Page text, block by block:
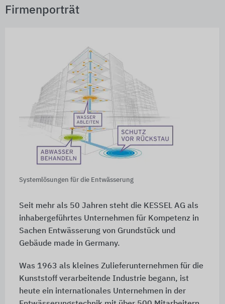
Firmenporträt
Systemlösungen für die Entwässerung
Seit mehr als 50 Jahren steht die KESSEL AG als
inhabergeführtes Unternehmen für Kompetenz in
Sachen Entwässerung von Grundstück und
Gebäude made in Germany.
Was 1963 als kleines Zulieferunternehmen für die
Kunststoff verarbeitende Industrie begann, ist
heute ein internationales Unternehmen in der